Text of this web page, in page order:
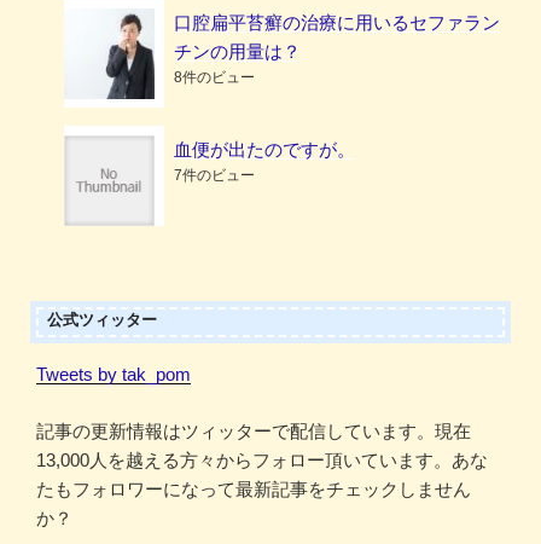
口腔扁平苔癬の治療に用いるセファラン
チンの用量は？
8件のビュー
血便が出たのですが。
7件のビュー
公式ツィッター
Tweets by tak_pom
記事の更新情報はツィッターで配信しています。現在
13,000人を越える方々からフォロー頂いています。あな
たもフォロワーになって最新記事をチェックしません
か？